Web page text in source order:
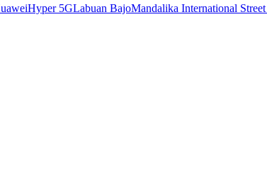
Hyper 5GLabuan BajoMandalika International